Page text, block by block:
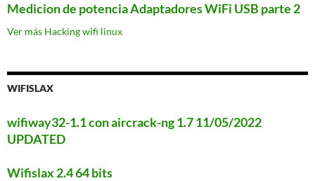
Medicion de potencia Adaptadores WiFi USB parte 2
Ver más Hacking wifi linux
WIFISLAX
wifiway32-1.1 con aircrack-ng 1.7 11/05/2022
UPDATED
Wifislax 2.4 64 bits